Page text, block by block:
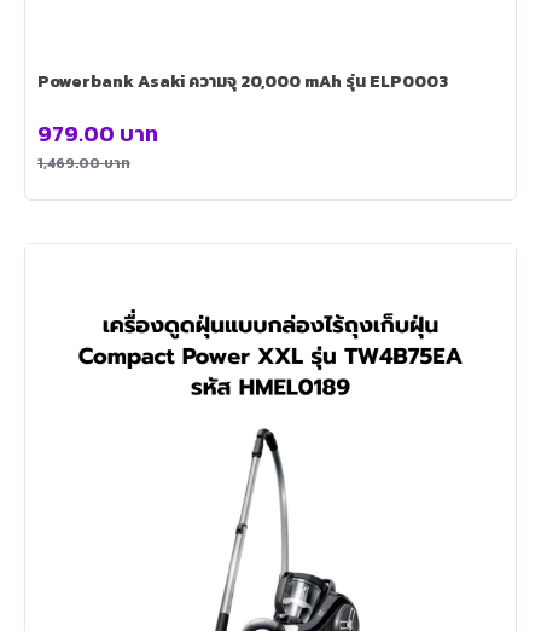
Powerbank Asaki ความจุ 20,000 mAh รุ่น ELP0003
1,469.00บาท
979.00 บาท